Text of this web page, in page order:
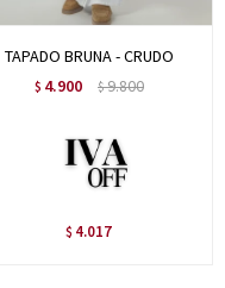
TAPADO BRUNA - CRUDO
$ 4.900 $9.800
$ 4.017